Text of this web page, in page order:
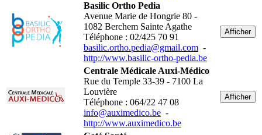
Basilic Ortho Pedia
Avenue Marie de Hongrie 80 -
1082 Berchem Sainte Agathe
Téléphone : 02/425 70 91
basilic.ortho.pedia@gmail.com -
http://www.basilic-ortho-pedia.be
Afficher
Centrale Médicale Auxi-Médico
Rue du Temple 33-39 - 7100 La
Louvière
Téléphone : 064/22 47 08
info@auximedico.be -
http://www.auximedico.be
Afficher